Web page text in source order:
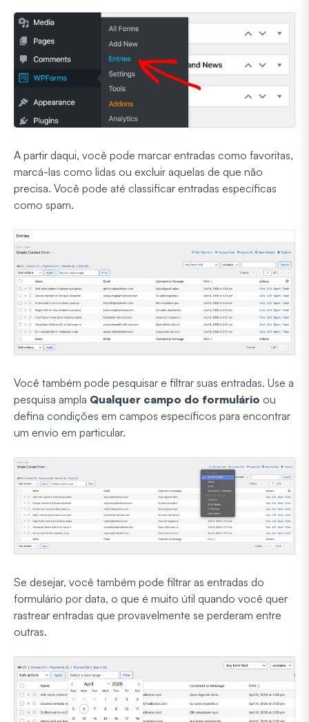
A partir daqui, você pode marcar entradas como favoritas,
marcá-las como lidas ou excluir aquelas de que não
precisa. Você pode até classificar entradas específicas
como spam.
Você também pode pesquisar e filtrar suas entradas. Use a
pesquisa ampla Qualquer campo do formulário ou
defina condições em campos específicos para encontrar
um envio em particular.
Se desejar, você também pode filtrar as entradas do
formulário por data, o que é muito útil quando você quer
rastrear entradas que provavelmente se perderam entre
outras.